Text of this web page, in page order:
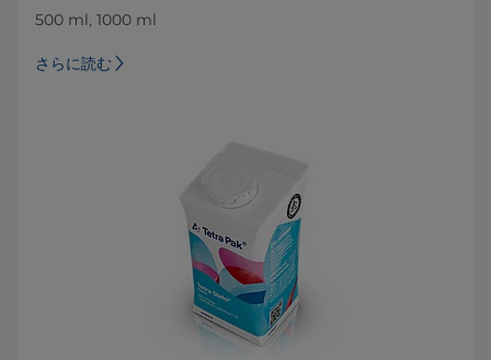
500 ml, 1000 ml
さらに読む